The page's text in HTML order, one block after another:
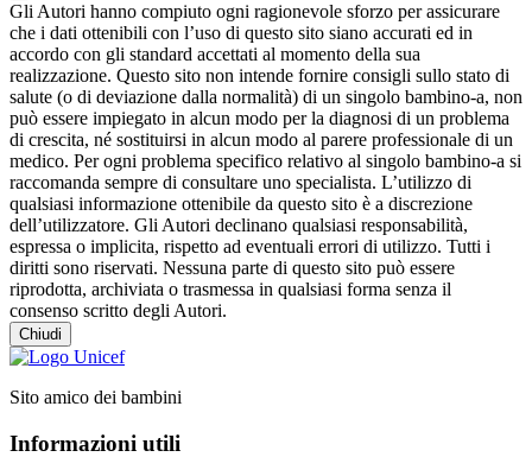
Gli Autori hanno compiuto ogni ragionevole sforzo per assicurare
che i dati ottenibili con l’uso di questo sito siano accurati ed in
accordo con gli standard accettati al momento della sua
realizzazione. Questo sito non intende fornire consigli sullo stato di
salute (o di deviazione dalla normalità) di un singolo bambino-a, non
può essere impiegato in alcun modo per la diagnosi di un problema
di crescita, né sostituirsi in alcun modo al parere professionale di un
medico. Per ogni problema specifico relativo al singolo bambino-a si
raccomanda sempre di consultare uno specialista. L’utilizzo di
qualsiasi informazione ottenibile da questo sito è a discrezione
dell’utilizzatore. Gli Autori declinano qualsiasi responsabilità,
espressa o implicita, rispetto ad eventuali errori di utilizzo. Tutti i
diritti sono riservati. Nessuna parte di questo sito può essere
riprodotta, archiviata o trasmessa in qualsiasi forma senza il
consenso scritto degli Autori.
Chiudi
Sito amico dei bambini
Informazioni utili